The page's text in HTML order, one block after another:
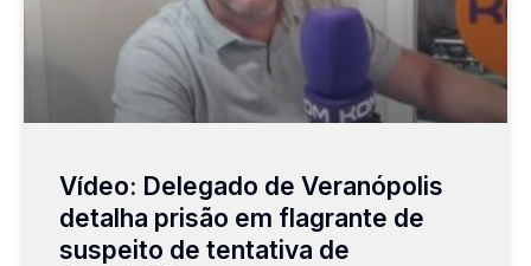
Vídeo: Delegado de Veranópolis
detalha prisão em flagrante de
suspeito de tentativa de